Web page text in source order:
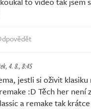
4. 8., 8:45
jestli si oživit
:D Těch her není
a remake tak